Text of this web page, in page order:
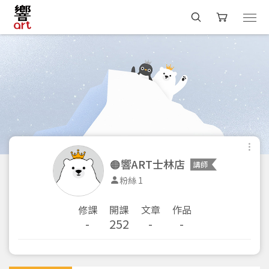
🟠響ART士林店 講師
粉絲 1
修課
-
開課
252
文章
-
作品
-